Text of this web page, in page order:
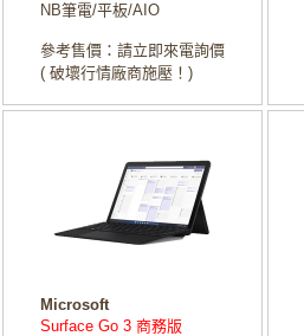
NB筆電/平板/AIO
參考售價：請立即來電詢價
( 破壞行情廠商施壓！)
Microsoft
Surface Go 3 商務版